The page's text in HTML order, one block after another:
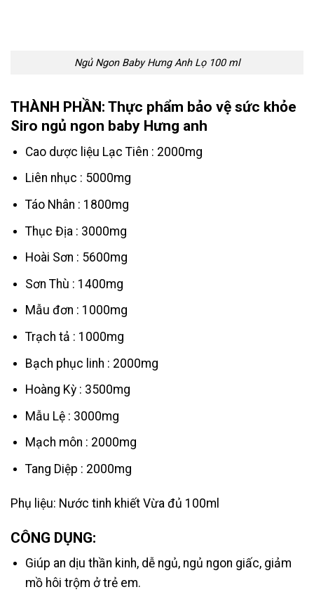
Ngủ Ngon Baby Hưng Anh Lọ 100 ml
THÀNH PHẦN: Thực phẩm bảo vệ sức khỏe
Siro ngủ ngon baby Hưng anh
Cao dược liệu Lạc Tiên : 2000mg
Liên nhục : 5000mg
Táo Nhân : 1800mg
Thục Địa : 3000mg
Hoài Sơn : 5600mg
Sơn Thù : 1400mg
Mẫu đơn : 1000mg
Trạch tả : 1000mg
Bạch phục linh : 2000mg
Hoàng Kỳ : 3500mg
Mẫu Lệ : 3000mg
Mạch môn : 2000mg
Tang Diệp : 2000mg
Phụ liệu: Nước tinh khiết Vừa đủ 100ml
CÔNG DỤNG:
Giúp an dịu thần kinh, dễ ngủ, ngủ ngon giấc, giảm
mồ hôi trộm ở trẻ em.